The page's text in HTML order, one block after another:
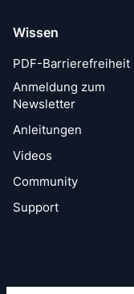
Wissen
PDF-Barrierefreiheit
Anmeldung zum
Newsletter
Anleitungen
Videos
Community
Support